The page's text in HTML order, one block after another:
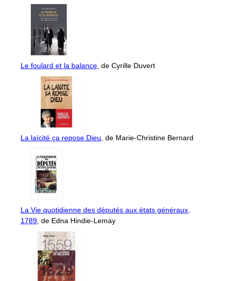
Le foulard et la balance , de Cyrille Duvert
La laïcité ça repose Dieu , de Marie-Christine Bernard
La Vie quotidienne des députés aux états généraux,
1789 , de Edna Hindie-Lemay